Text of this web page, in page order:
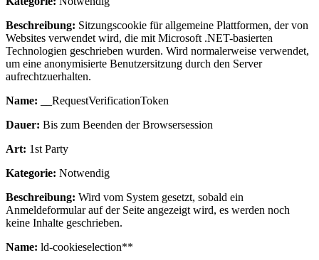
Beschreibung: Sitzungscookie für allgemeine Plattformen, der von
Websites verwendet wird, die mit Microsoft .NET-basierten
Technologien geschrieben wurden. Wird normalerweise verwendet,
um eine anonymisierte Benutzersitzung durch den Server
aufrechtzuerhalten.
Name: __RequestVerificationToken
Dauer: Bis zum Beenden der Browsersession
Art: 1st Party
Kategorie: Notwendig
Beschreibung: Wird vom System gesetzt, sobald ein
Anmeldeformular auf der Seite angezeigt wird, es werden noch
keine Inhalte geschrieben.
Name: ld-cookieselection**